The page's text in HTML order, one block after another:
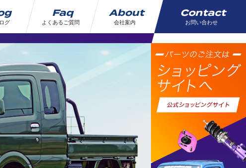
グ
Faq
よくあるご質問
About
会社案内
Contact
お問い合わせ